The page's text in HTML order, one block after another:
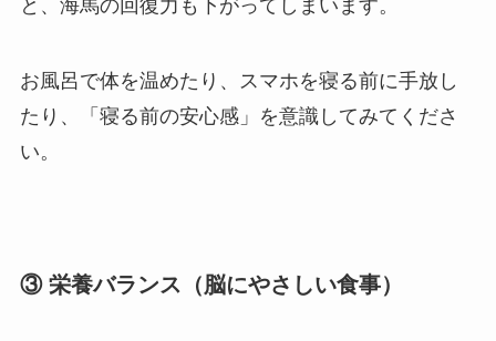
と、海馬の回復力も下がってしまいます。
お風呂で体を温めたり、スマホを寝る前に手放し
たり、「寝る前の安心感」を意識してみてくださ
い。
③ 栄養バランス（脳にやさしい食事）